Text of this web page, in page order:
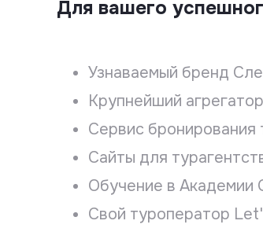
Узнаваемый бренд
Крупнейший
Сервис
Сайты для
Обучение в Академии
Свой туроператор
Для вашего